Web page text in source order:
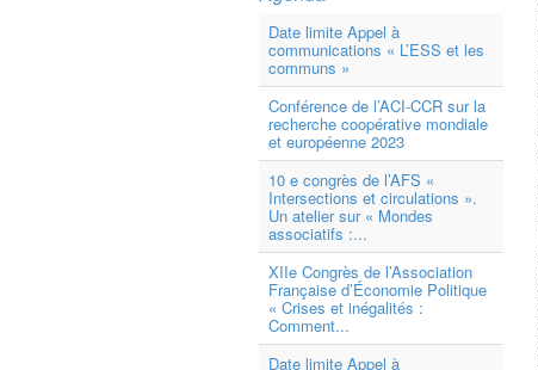
Date limite Appel à
communications « L’ESS et les
communs »
Conférence de l’ACI-CCR sur la
recherche coopérative mondiale
et européenne 2023
10 e congrès de l’AFS «
Intersections et circulations ».
Un atelier sur « Mondes
associatifs :...
XIIe Congrès de l’Association
Française d’Économie Politique
« Crises et inégalités :
Comment...
Date limite Appel à